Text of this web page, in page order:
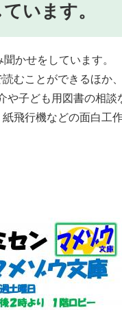
います。
かせをしています。
むことができるほか
や子ども用図書の相談
飛行機などの面白工